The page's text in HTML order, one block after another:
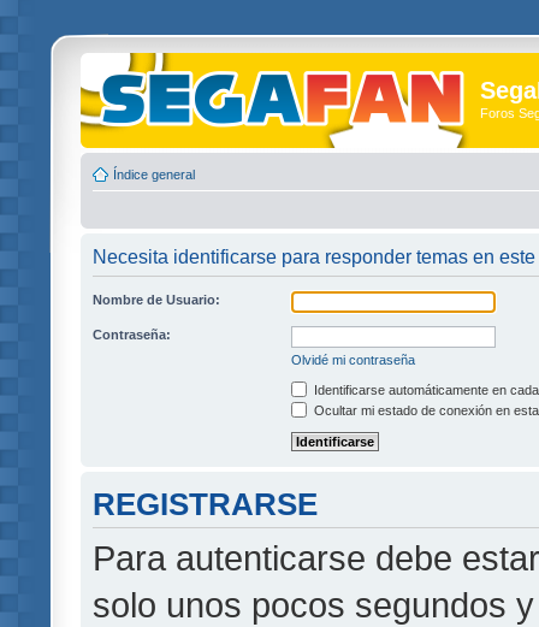
Foros
Índice general
Necesita identificarse para responder temas en este
Nombre de Usuario:
Contraseña:
Olvidé mi contraseña
Identificarse automáticamente en
Ocultar mi estado de conexión en
REGISTRARSE
Para autenticarse debe
solo unos pocos segundos